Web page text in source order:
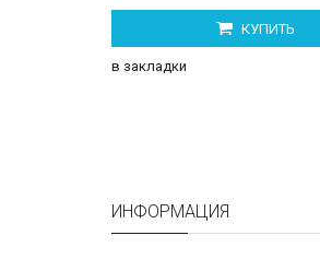
КУПИТЬ
в закладки
ИНФОРМАЦИЯ